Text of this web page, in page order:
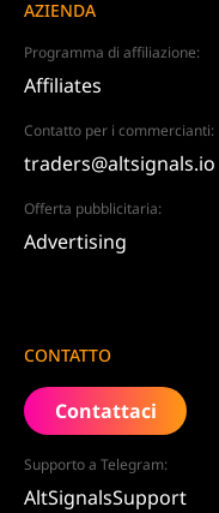
AZIENDA
Programma di affiliazione:
Affiliates
Contatto per i commercianti:
traders@altsignals.io
Offerta pubblicitaria:
Advertising
CONTATTO
Contattaci
Supporto a Telegram:
AltSignalsSupport